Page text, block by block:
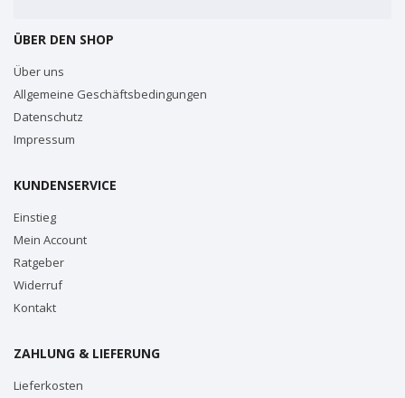
ÜBER DEN SHOP
Über uns
Allgemeine Geschäftsbedingungen
Datenschutz
Impressum
KUNDENSERVICE
Einstieg
Mein Account
Ratgeber
Widerruf
Kontakt
ZAHLUNG & LIEFERUNG
Lieferkosten